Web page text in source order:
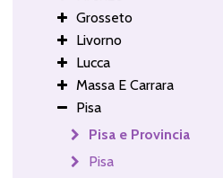
Grosseto
Livorno
Lucca
Massa E Carrara
Pisa
Pisa e Provincia
Pisa